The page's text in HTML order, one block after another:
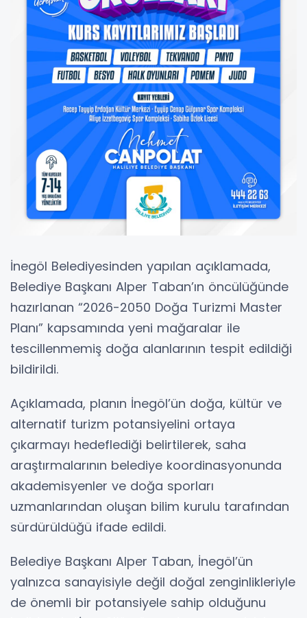
İnegöl Belediyesinden yapılan açıklamada,
Belediye Başkanı Alper Taban’ın öncülüğünde
hazırlanan “2026-2050 Doğa Turizmi Master
Planı” kapsamında yeni mağaralar ile
tescillenmemiş doğa alanlarının tespit edildiği
bildirildi.
Açıklamada, planın İnegöl’ün doğa, kültür ve
alternatif turizm potansiyelini ortaya
çıkarmayı hedeflediği belirtilerek, saha
araştırmalarının belediye koordinasyonunda
akademisyenler ve doğa sporları
uzmanlarından oluşan bilim kurulu tarafından
sürdürüldüğü ifade edildi.
Belediye Başkanı Alper Taban, İnegöl’ün
yalnızca sanayisiyle değil doğal zenginlikleriyle
de önemli bir potansiyele sahip olduğunu